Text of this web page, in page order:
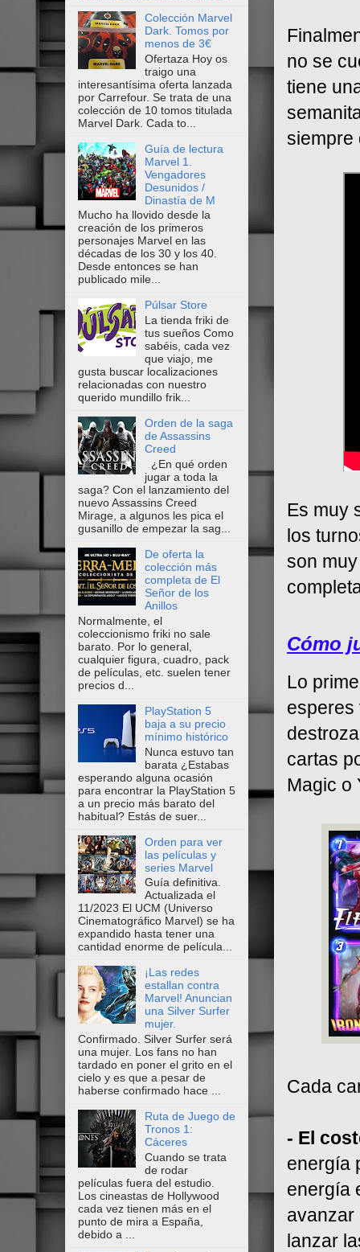
no se
tiene
siempre
Es muy
los
son
Cómo
Lo
esperes
cartas
Magic o
Cada
- El
energía
energía
avanzar
lanzar
Colección Marvel
Dark. Tomos por
menos de 3€
Ofertaza Hoy os
traigo una
interesantísima oferta lanzada
por Carrefour. Se trata de una
colección de 10 tomos titulada
Marvel Dark. Cada to...
Guía de lectura
Marvel 1.
Vengadores
Desunidos /
Dinastía de M
Mucho ha llovido desde la
creación de los primeros
personajes Marvel en las
décadas de los 30 y los 40.
Desde entonces se han
publicado mile...
Púlsar Store
La tienda friki de
tus sueños Como
sabéis, cada vez
que viajo, me
gusta buscar localizaciones
relacionadas con nuestro
querido mundillo frik...
Orden de la saga
de Assassins
Creed
¿En qué orden
jugar a toda la
saga? Con el lanzamiento del
nuevo Assassins Creed
Mirage, a algunos les pica el
gusanillo de empezar la sag...
De oferta la
colección más
completa de El
Señor de los
Anillos
Normalmente, el
coleccionismo friki no sale
barato. Por lo general,
cualquier figura, cuadro, pack
de películas, etc. suelen tener
precios d...
PlayStation 5
baja a su precio
mínimo histórico
Nunca estuvo tan
barata ¿Estabas
esperando alguna ocasión
para encontrar la PlayStation 5
a un precio más barato del
habitual? Estás de suer...
Orden para ver
las películas y
series Marvel
Guía definitiva.
Actualizada el
11/2023 El UCM (Universo
Cinematográfico Marvel) se ha
expandido hasta tener una
cantidad enorme de película...
¡Las redes
estallan contra
Marvel! Anuncian
una Silver Surfer
mujer.
Confirmado. Silver Surfer será
una mujer. Los fans no han
tardado en poner el grito en el
cielo y es que a pesar de
haberse confirmado hace ...
Ruta de Juego de
Tronos 1:
Cáceres
Cuando se trata
de rodar
películas fuera del estudio.
Los cineastas de Hollywood
cada vez tienen más en el
punto de mira a España,
debido a ...